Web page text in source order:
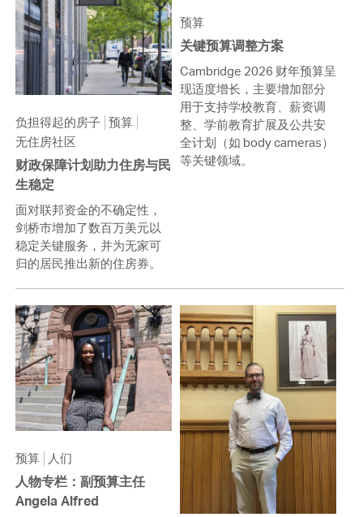
负担得起的房子 预算
无住房社区
财政保障计划助力住房与民
生稳定
面对联邦资金的不确定性，
剑桥市增加了数百万美元以
稳定关键服务，并为无家可
归的居民推出新的住房券。
预算
关键预算调整方案
Cambridge 2026 财年预算呈
现适度增长，主要增加部分
用于支持学校教育、薪资调
整、学前教育扩展及公共安
全计划（如 body cameras）
等关键领域。
预算 人们
人物专栏：副预算主任
Angela Alfred